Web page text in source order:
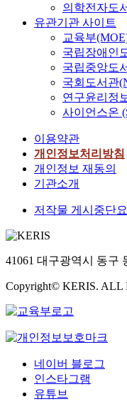
의학전자도
유관기관 사이트
교육부
국립장애인
국립중앙도
국회도서관
연구윤리정
사이언스온
이용약관
개인정보처리방침
개인정보 재동의
기관소개
저작물 게시중단
41061 대구광역시 동구
Copyright© KERIS. ALL
네이버 블로그
인스타그램
유튜브